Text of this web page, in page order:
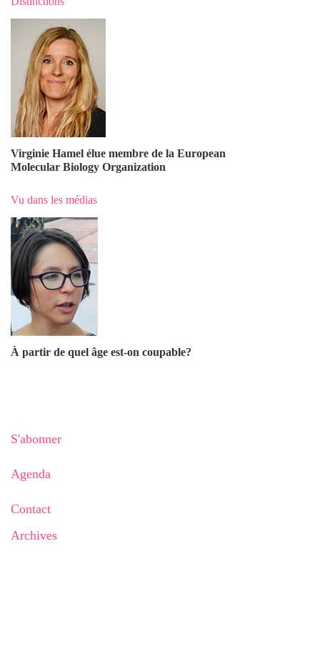
Virginie Hamel élue membre de la European
Molecular Biology Organization
Vu dans les médias
À partir de quel âge est-on coupable?
S'abonner
Agenda
Contact
Archives